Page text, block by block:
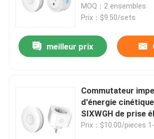
de débouché de
MOQ：2 ensembles
Prix：$9.50/sets
meilleur prix
Commutateur
d'énergie
SIXWGH de prise
télécommande
Prix：$10.00/pieces